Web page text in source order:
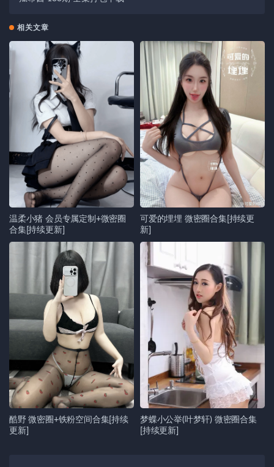
相关文章
温柔小猪 会员专属定制+微密圈
合集[持续更新]
可爱的埋埋 微密圈合集[持续更
新]
酷野 微密圈+铁粉空间合集[持续
更新]
梦蝶小公举(叶梦轩) 微密圈合集
[持续更新]